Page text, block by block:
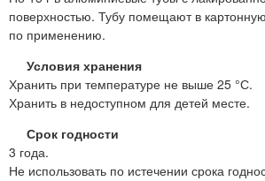
поверхностью. Тубу помещают в
по применению.
Условия хранения
Хранить при температуре не выше 25 °С.
Хранить в недоступном для детей месте.
Срок годности
3 года.
Не использовать по истечении срока